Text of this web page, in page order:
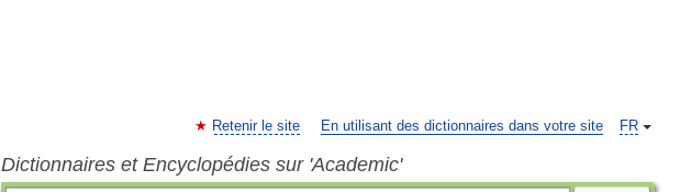
FR
Retenir le site En utilisant des dictionnaires dans votre site
Dictionnaires et Encyclopédies sur 'Academic'